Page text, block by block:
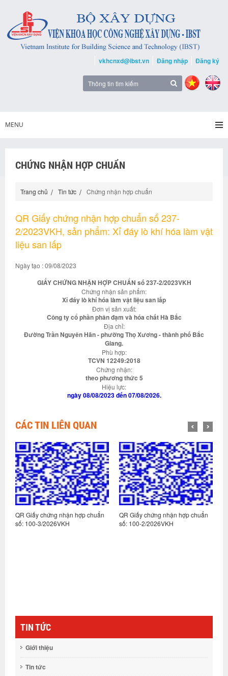
vkhcnxd@ibst.vn Đăng nhập Đăng ký
MENU
CHỨNG NHẬN HỢP CHUẨN
Trang chủ Tin tức Chứng nhận hợp chuẩn
QR Giấy chứng nhận hợp chuẩn số 237-
2/2023VKH, sản phẩm: Xỉ đáy lò khí hóa làm vật
liệu san lấp
Ngày tạo : 09/08/2023
GIẤY CHỨNG NHẬN HỢP CHUẨN số 237-2/2023VKH
Chứng nhận sản phẩm:
Xỉ đáy lò khí hóa làm vật liệu san lấp
Đơn vị sản xuất:
Công ty cổ phần phân đạm và hóa chất Hà Bắc
Địa chỉ:
Đường Trần Nguyên Hãn - phường Thọ Xương - thành phố Bắc
Giang.
Phù hợp:
TCVN 12249:2018
Chứng nhận:
theo phương thức 5
Hiệu lực:
ngày 08/08/2023 đến 07/08/2026.
CÁC TIN LIÊN QUAN
QR Giấy chứng nhận hợp chuẩn
số: 100-3/2026VKH
QR Giấy chứng nhận hợp chuẩn
số: 100-2/2026VKH
TIN TỨC
Giới thiệu
Tin tức